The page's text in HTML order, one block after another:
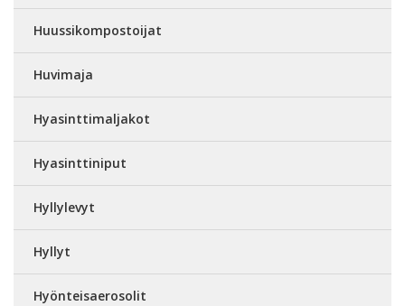
Huussikompostoijat
Huvimaja
Hyasinttimaljakot
Hyasinttiniput
Hyllylevyt
Hyllyt
Hyönteisaerosolit